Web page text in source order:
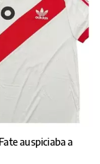
auspiciaba a